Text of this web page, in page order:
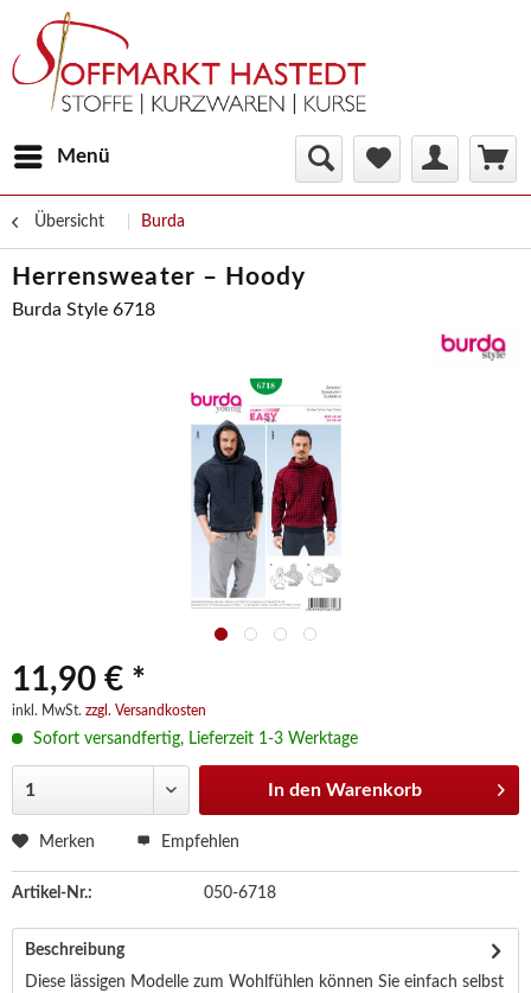
Menü
Übersicht Burda
Herrensweater – Hoody
Burda Style 6718
11,90 € *
inkl. MwSt. zzgl. Versandkosten
Sofort versandfertig, Lieferzeit 1-3 Werktage
In den Warenkorb
Merken Empfehlen
Artikel-Nr.: 050-6718
Beschreibung
Diese lässigen Modelle zum Wohlfühlen können Sie einfach selbst